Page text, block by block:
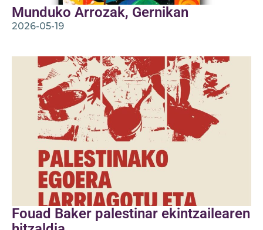
Munduko Arrozak, Gernikan
2026-05-19
Fouad Baker palestinar ekintzailearen